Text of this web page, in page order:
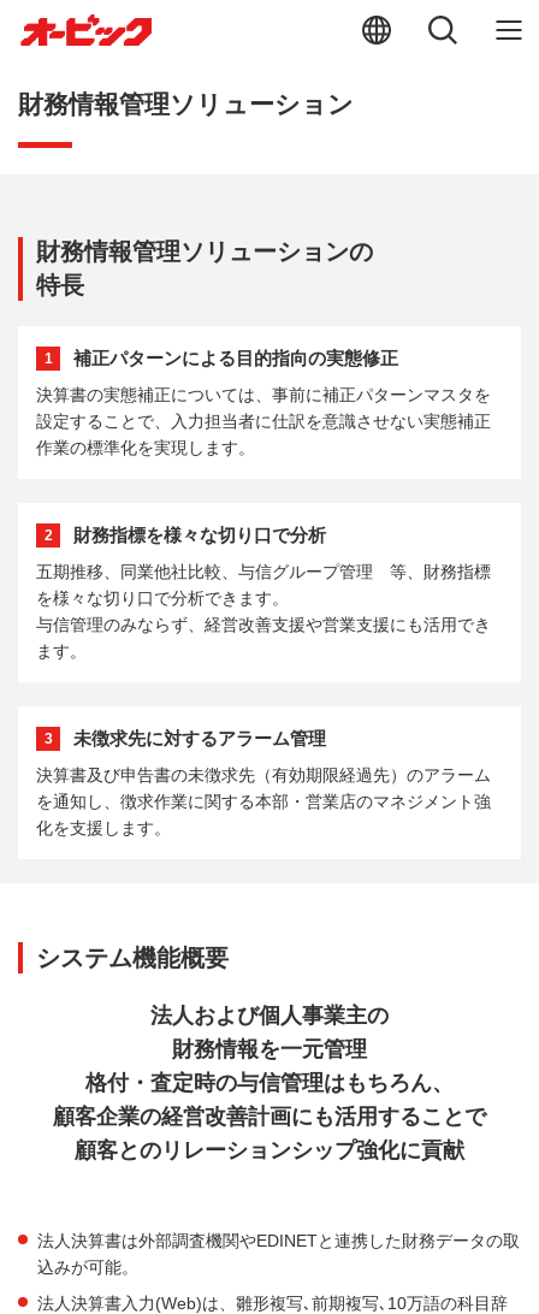
財務情報管理ソリューション
財務情報管理ソリューションの
特長
1 補正パターンによる目的指向の実態修正
決算書の実態補正については、事前に補正パターンマスタを
設定することで、入力担当者に仕訳を意識させない実態補正
作業の標準化を実現します。
2 財務指標を様々な切り口で分析
五期推移、同業他社比較、与信グループ管理 等、財務指標
を様々な切り口で分析できます。
与信管理のみならず、経営改善支援や営業支援にも活用でき
ます。
3 未徴求先に対するアラーム管理
決算書及び申告書の未徴求先（有効期限経過先）のアラーム
を通知し、徴求作業に関する本部・営業店のマネジメント強
化を支援します。
システム機能概要
法人および個人事業主の
財務情報を一元管理
格付・査定時の与信管理はもちろん、
顧客企業の経営改善計画にも活用することで
顧客とのリレーションシップ強化に貢献
法人決算書は外部調査機関やEDINETと連携した財務データの取
込みが可能。
法人決算書入力(Web)は、雛形複写､前期複写､10万語の科目辞